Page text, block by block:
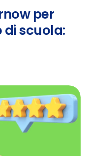
per
di scuola: